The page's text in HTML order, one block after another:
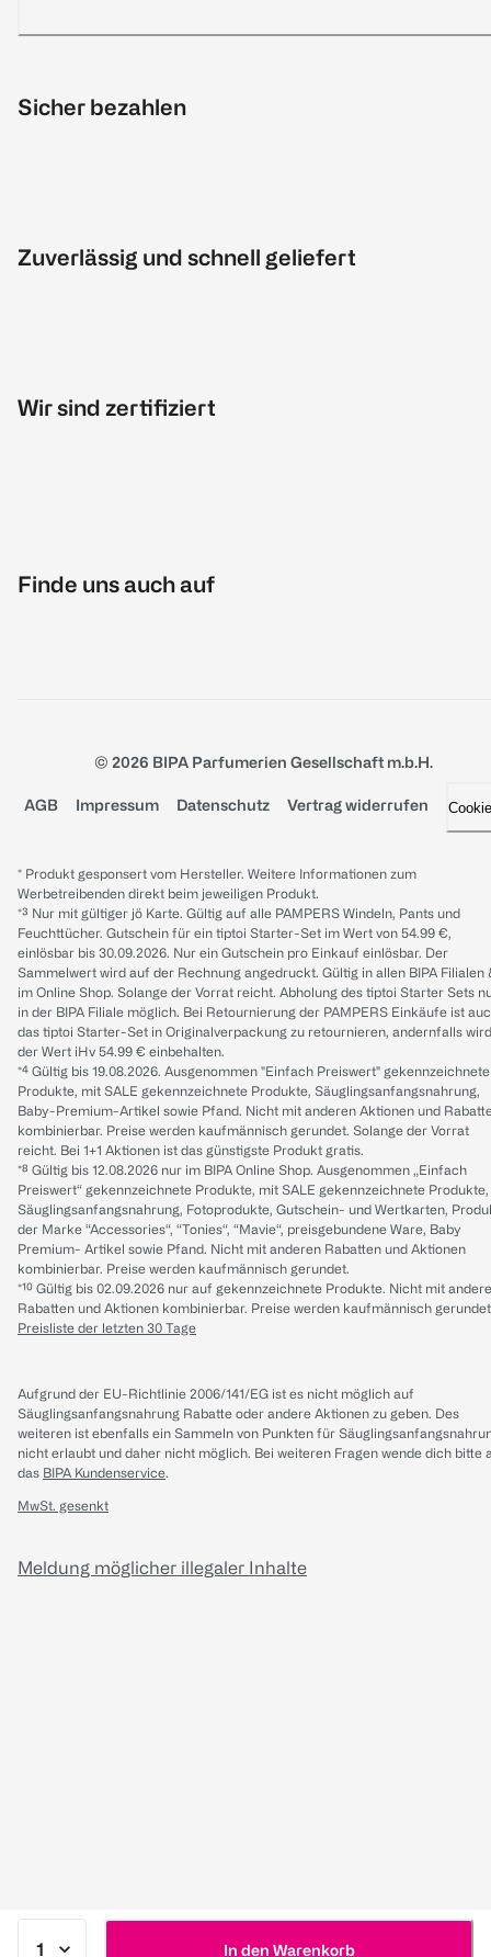
In den Warenkorb
Sicher bezahlen
Zuverlässig und schnell geliefert
Wir sind zertifiziert
Finde uns auch auf
© 2026 BIPA Parfumerien Gesellschaft m.b.H.
AGB Impressum Datenschutz Vertrag widerrufen
* Produkt gesponsert vom Hersteller. Weitere Informationen zum
Werbetreibenden direkt beim jeweiligen Produkt.
*³ Nur mit gültiger jö Karte. Gültig auf alle PAMPERS Windeln, Pants und
Feuchttücher. Gutschein für ein tiptoi Starter-Set im Wert von 54.99 €,
einlösbar bis 30.09.2026. Nur ein Gutschein pro Einkauf einlösbar. Der
Sammelwert wird auf der Rechnung angedruckt. Gültig in allen BIPA Filialen
im Online Shop. Solange der Vorrat reicht. Abholung des tiptoi Starter Sets
in der BIPA Filiale möglich. Bei Retournierung der PAMPERS Einkäufe ist
das tiptoi Starter-Set in Originalverpackung zu retournieren, andernfalls wird
der Wert iHv 54.99 € einbehalten.
*⁴ Gültig bis 19.08.2026. Ausgenommen "Einfach Preiswert" gekennzeichnete
Produkte, mit SALE gekennzeichnete Produkte, Säuglingsanfangsnahrung,
Baby-Premium-Artikel sowie Pfand. Nicht mit anderen Aktionen und
kombinierbar. Preise werden kaufmännisch gerundet. Solange der Vorrat
reicht. Bei 1+1 Aktionen ist das günstigste Produkt gratis.
*⁸ Gültig bis 12.08.2026 nur im BIPA Online Shop. Ausgenommen „Einfach
Preiswert“ gekennzeichnete Produkte, mit SALE gekennzeichnete Produkte,
Säuglingsanfangsnahrung, Fotoprodukte, Gutschein- und Wertkarten,
der Marke “Accessories“, “Tonies“, “Mavie“, preisgebundene Ware, Baby
Premium- Artikel sowie Pfand. Nicht mit anderen Rabatten und Aktionen
kombinierbar. Preise werden kaufmännisch gerundet.
*¹⁰ Gültig bis 02.09.2026 nur auf gekennzeichnete Produkte. Nicht mit
Rabatten und Aktionen kombinierbar. Preise werden kaufmännisch
Preisliste der letzten 30 Tage
Aufgrund der EU-Richtlinie 2006/141/EG ist es nicht möglich auf
Säuglingsanfangsnahrung Rabatte oder andere Aktionen zu geben. Des
weiteren ist ebenfalls ein Sammeln von Punkten für
nicht erlaubt und daher nicht möglich. Bei weiteren Fragen wende dich bitte
das BIPA Kundenservice.
MwSt. gesenkt
Meldung möglicher illegaler Inhalte